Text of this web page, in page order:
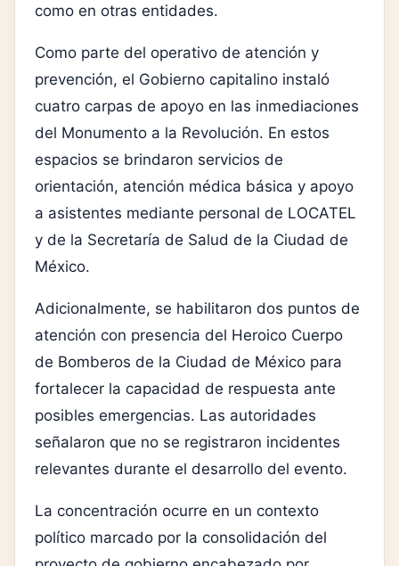
como en otras entidades.
Como parte del operativo de atención y
prevención, el Gobierno capitalino instaló
cuatro carpas de apoyo en las inmediaciones
del Monumento a la Revolución. En estos
espacios se brindaron servicios de
orientación, atención médica básica y apoyo
a asistentes mediante personal de LOCATEL
y de la Secretaría de Salud de la Ciudad de
México.
Adicionalmente, se habilitaron dos puntos de
atención con presencia del Heroico Cuerpo
de Bomberos de la Ciudad de México para
fortalecer la capacidad de respuesta ante
posibles emergencias. Las autoridades
señalaron que no se registraron incidentes
relevantes durante el desarrollo del evento.
La concentración ocurre en un contexto
político marcado por la consolidación del